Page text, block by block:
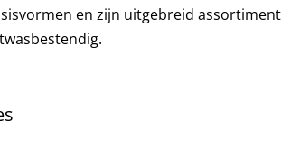
en zijn uitgebreid